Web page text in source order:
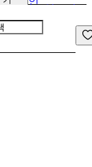
입
터